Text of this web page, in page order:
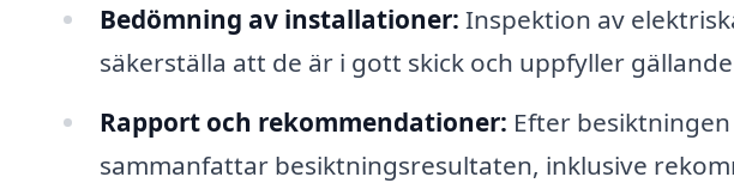
Bedömning av installationer: Inspektion av
säkerställa att de är i gott skick och uppfyller
Rapport och rekommendationer: Efter
sammanfattar besiktningsresultaten, inklusive